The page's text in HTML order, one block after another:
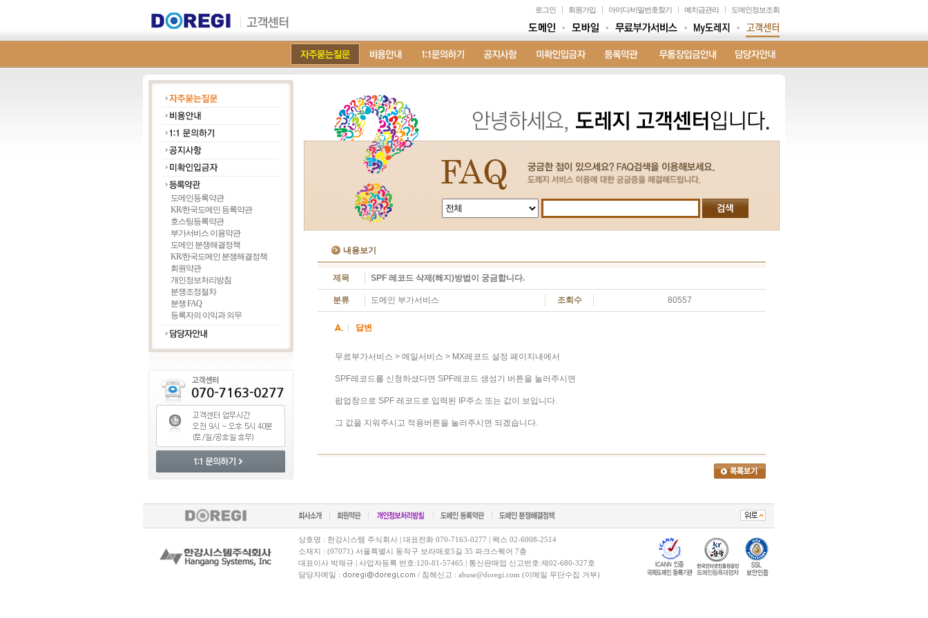
로그인 회원가입 아이디/비밀번호찾기 예치금관리 도메인정보조회
도메인등록약관
KR/한국도메인 등록약관
호스팅등록약관
부가서비스 이용약관
도메인 분쟁해결정책
KR/한국도메인 분쟁해결정책
회원약관
개인정보처리방침
분쟁조정절차
분쟁 FAQ
등록자의 이익과 의무
내용보기
제목 SPF 레코드 삭제(해지)방법이 궁금합니다.
분류 도메인 부가서비스 조회수 80557
답변
무료부가서비스 > 메일서비스 > MX레코드 설정 페이지내에서
SPF레코드를 신청하셨다면 SPF레코드 생성기 버튼을 눌러주시면
팝업창으로 SPF 레코드로 입력된 IP주소 또는 값이 보입니다.
그 값을 지워주시고 적용버튼을 눌러주시면 되겠습니다.
상호명 : 한강시스템 주식회사 | 대표전화 070-7163-0277 | 팩스 02-6008-2514
소재지 : (07071) 서울특별시 동작구 보라매로5길 35 파크스퀘어 7층
대표이사 박채규 | 사업자등록 번호:120-81-57465 | 통신판매업 신고번호:제02-680-327호
담당자메일 :
/ 침해신고 : abuse@doregi.com (이메일 무단수집 거부)